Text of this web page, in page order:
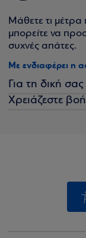
Μάθετε τι
μπορείτε να
συχνές απάτες.
Με ενδιαφέρει η
Για τη δική
Χρειάζεστε